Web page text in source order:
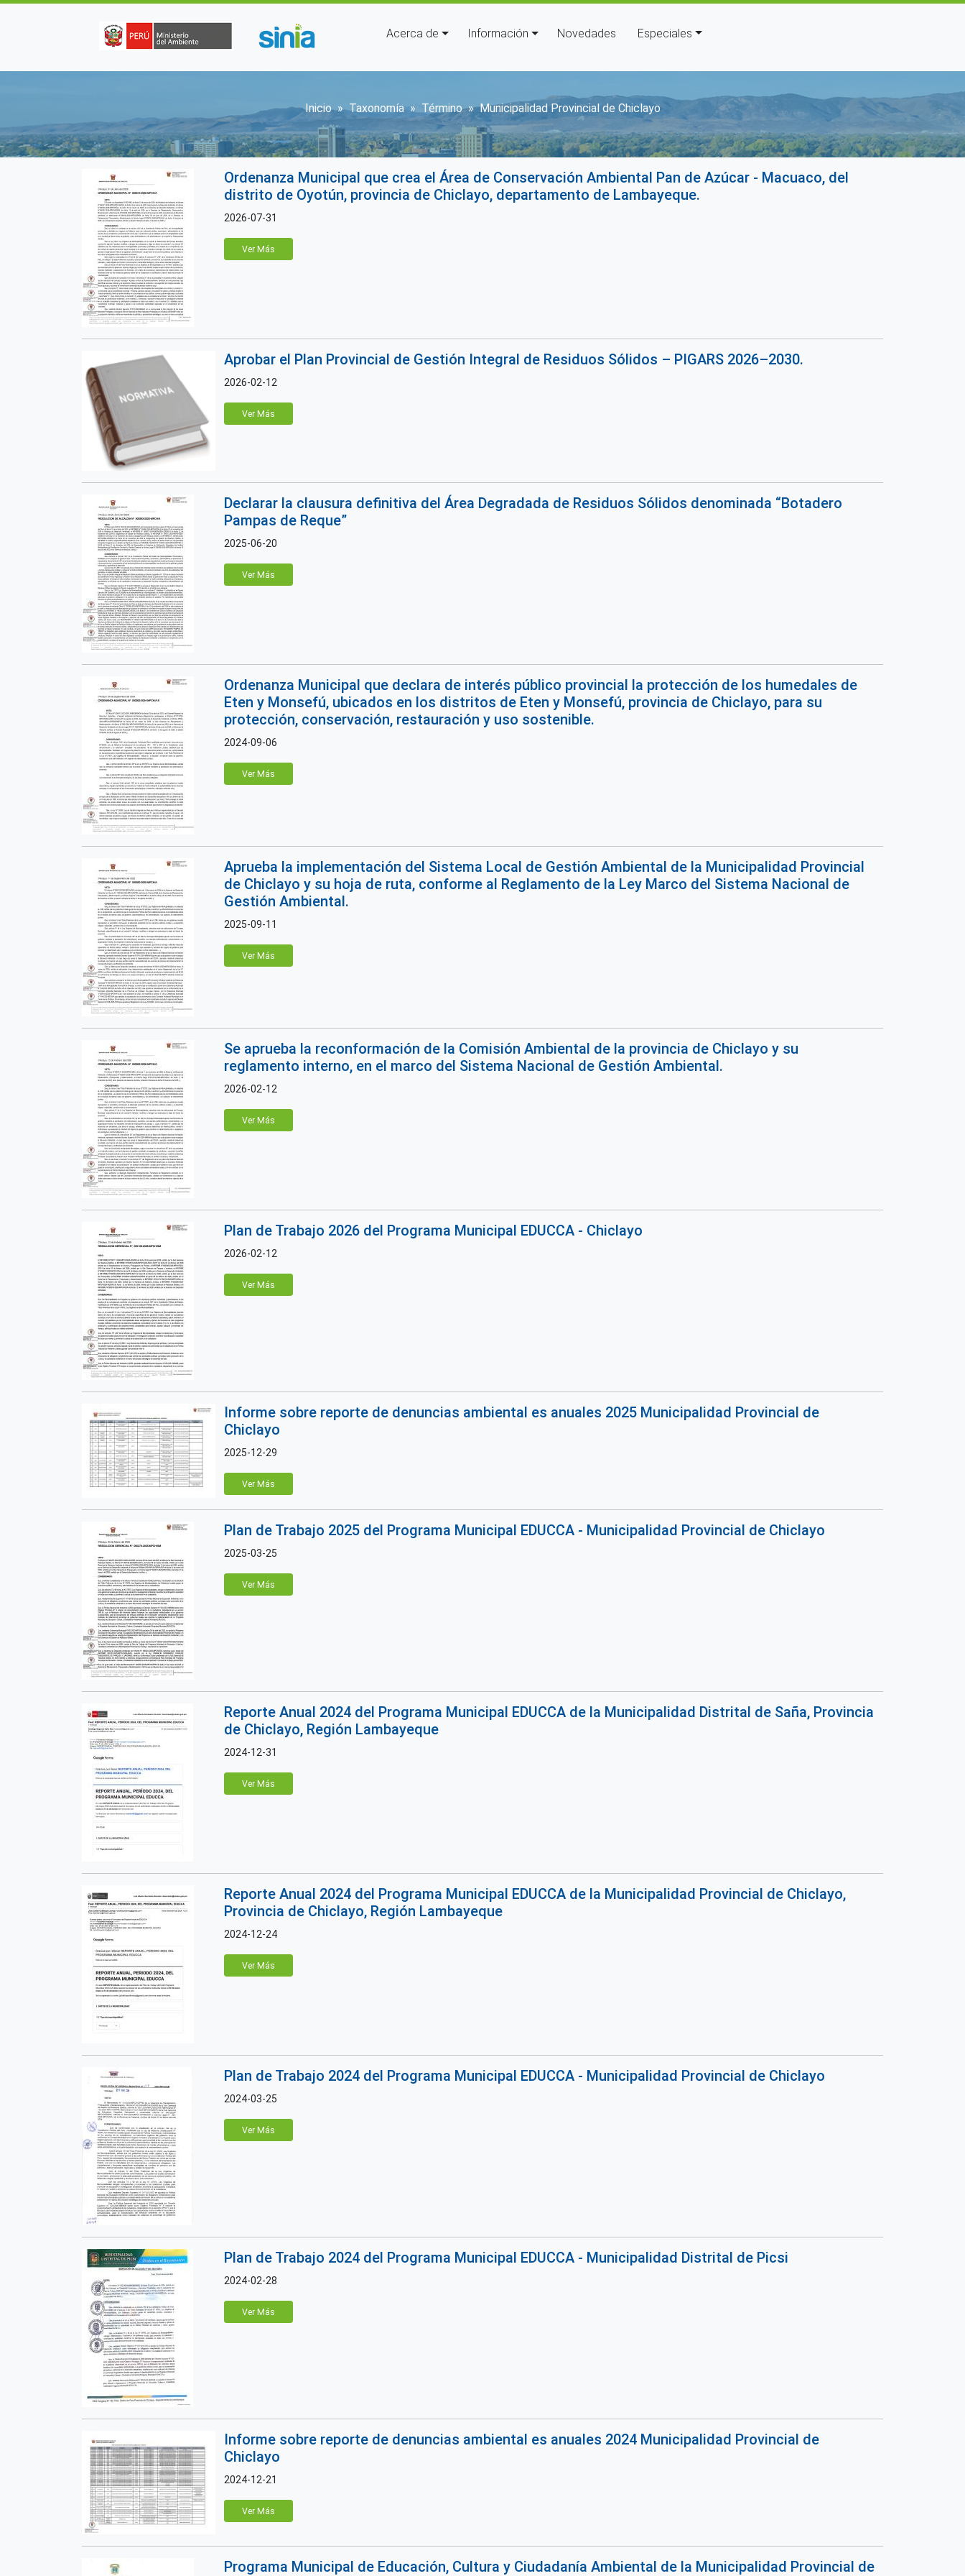
Navegación principal
Acerca de Información Novedades Especiales
Sobrescribir enlaces de ayuda a la navegación
Inicio Taxonomía Término Municipalidad Provincial de Chiclayo
Ordenanza Municipal que crea el Área de Conservación Ambiental Pan de Azúcar - Macuaco, del
distrito de Oyotún, provincia de Chiclayo, departamento de Lambayeque.
2026-07-31
Ver Más
Aprobar el Plan Provincial de Gestión Integral de Residuos Sólidos – PIGARS 2026–2030.
2026-02-12
Ver Más
Declarar la clausura definitiva del Área Degradada de Residuos Sólidos denominada “Botadero
Pampas de Reque”
2025-06-20
Ver Más
Ordenanza Municipal que declara de interés público provincial la protección de los humedales de
Eten y Monsefú, ubicados en los distritos de Eten y Monsefú, provincia de Chiclayo, para su
protección, conservación, restauración y uso sostenible.
2024-09-06
Ver Más
Aprueba la implementación del Sistema Local de Gestión Ambiental de la Municipalidad Provincial
de Chiclayo y su hoja de ruta, conforme al Reglamento de la Ley Marco del Sistema Nacional de
Gestión Ambiental.
2025-09-11
Ver Más
Se aprueba la reconformación de la Comisión Ambiental de la provincia de Chiclayo y su
reglamento interno, en el marco del Sistema Nacional de Gestión Ambiental.
2026-02-12
Ver Más
Plan de Trabajo 2026 del Programa Municipal EDUCCA - Chiclayo
2026-02-12
Ver Más
Informe sobre reporte de denuncias ambiental es anuales 2025 Municipalidad Provincial de
Chiclayo
2025-12-29
Ver Más
Plan de Trabajo 2025 del Programa Municipal EDUCCA - Municipalidad Provincial de Chiclayo
2025-03-25
Ver Más
Reporte Anual 2024 del Programa Municipal EDUCCA de la Municipalidad Distrital de Saña, Provincia
de Chiclayo, Región Lambayeque
2024-12-31
Ver Más
Reporte Anual 2024 del Programa Municipal EDUCCA de la Municipalidad Provincial de Chiclayo,
Provincia de Chiclayo, Región Lambayeque
2024-12-24
Ver Más
Plan de Trabajo 2024 del Programa Municipal EDUCCA - Municipalidad Provincial de Chiclayo
2024-03-25
Ver Más
Plan de Trabajo 2024 del Programa Municipal EDUCCA - Municipalidad Distrital de Picsi
2024-02-28
Ver Más
Informe sobre reporte de denuncias ambiental es anuales 2024 Municipalidad Provincial de
Chiclayo
2024-12-21
Ver Más
Programa Municipal de Educación, Cultura y Ciudadanía Ambiental de la Municipalidad Provincial de